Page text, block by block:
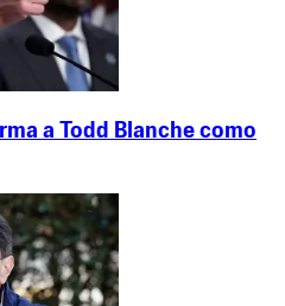
a Todd Blanche como